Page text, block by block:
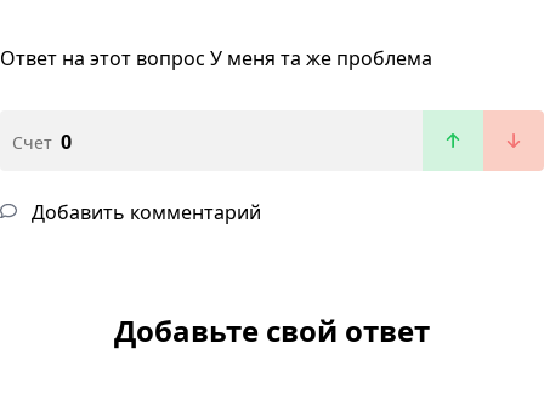
Ответ на этот вопрос У меня та же проблема
Счет 0
Добавить комментарий
Добавьте свой ответ